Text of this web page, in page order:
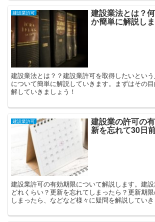
建設業許可 建設業法とは？
か簡単に解説しま
建設業法とは？？建設業許可を取得したいとい
について簡単に解説していきます。まずはその
解していきましょう！
建設業許可 建設業の許可の
新を忘れて30日
建設業許可の有効期限について解説します。建
どれくらい？更新を忘れてしまったら？更新期
しまったら、などなど様々に疑問を解説していき